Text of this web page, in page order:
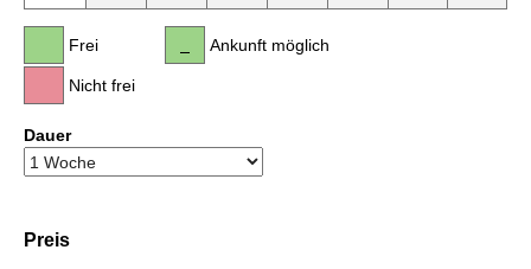
Frei
Nicht frei
Ankunft möglich
Dauer
Preis